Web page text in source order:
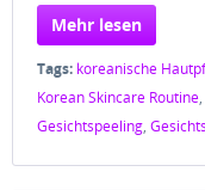
Mehr lesen
Tags: koreanische
Korean Skincare Routine,
Gesichtspeeling,